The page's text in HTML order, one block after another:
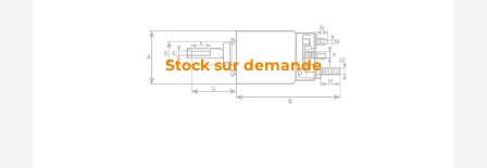
Stock sur demande